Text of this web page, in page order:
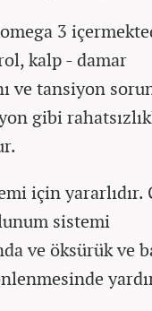
3
kalp - damar
ve tansiyon
gibi
için yararlıdır.
sistemi
ve öksürük ve